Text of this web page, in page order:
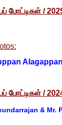
போட்டிகள் /
போட்டிகள் /
& Mr.